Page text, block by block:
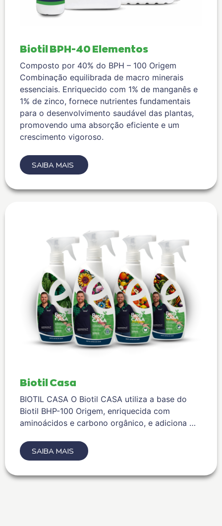
Biotil BPH-40 Elementos
Composto por 40% do BPH – 100 Origem
Combinação equilibrada de macro minerais
essenciais. Enriquecido com 1% de manganês e
1% de zinco, fornece nutrientes fundamentais
para o desenvolvimento saudável das plantas,
promovendo uma absorção eficiente e um
crescimento vigoroso.
SAIBA MAIS
Biotil Casa
BIOTIL CASA O Biotil CASA utiliza a base do
Biotil BHP-100 Origem, enriquecida com
aminoácidos e carbono orgânico, e adiciona …
SAIBA MAIS